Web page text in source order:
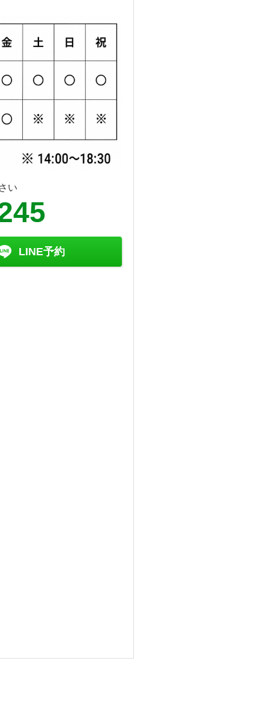
い
LINE予約